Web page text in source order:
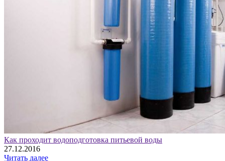
Как проходит водоподготовка питьевой воды
27.12.2016
Читать далее